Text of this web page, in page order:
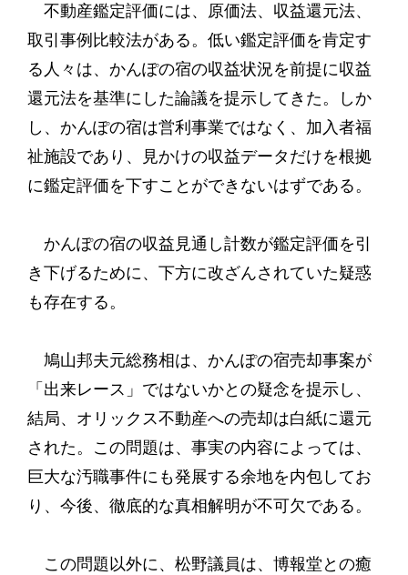
不動産鑑定評価には、原価法、収益還元法、
取引事例比較法がある。低い鑑定評価を肯定す
る人々は、かんぽの宿の収益状況を前提に収益
還元法を基準にした論議を提示してきた。しか
し、かんぽの宿は営利事業ではなく、加入者福
祉施設であり、見かけの収益データだけを根拠
に鑑定評価を下すことができないはずである。
かんぽの宿の収益見通し計数が鑑定評価を引
き下げるために、下方に改ざんされていた疑惑
も存在する。
鳩山邦夫元総務相は、かんぽの宿売却事案が
「出来レース」ではないかとの疑念を提示し、
結局、オリックス不動産への売却は白紙に還元
された。この問題は、事実の内容によっては、
巨大な汚職事件にも発展する余地を内包してお
り、今後、徹底的な真相解明が不可欠である。
この問題以外に、松野議員は、博報堂との癒